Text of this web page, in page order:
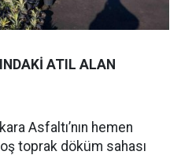
ATIL ALAN
Asfaltı’nın hemen
toprak döküm sahası